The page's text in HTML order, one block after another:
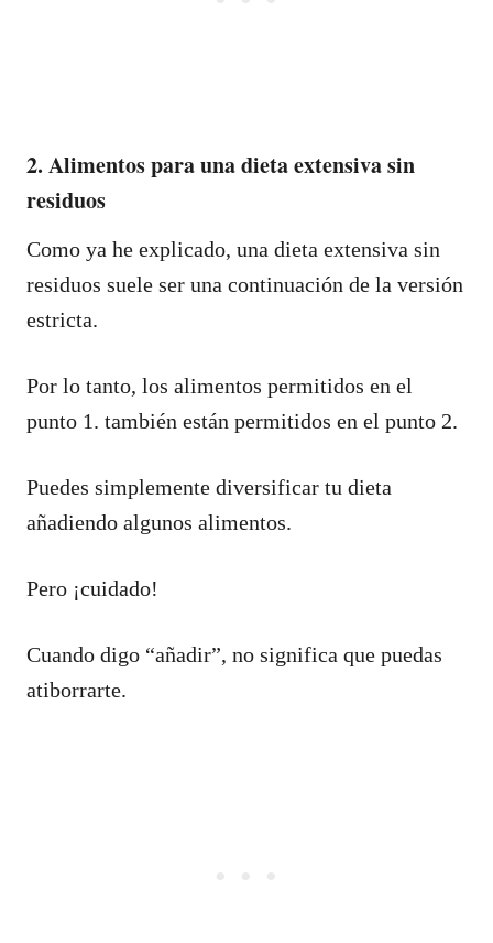
2. Alimentos para una dieta extensiva sin
residuos
Como ya he explicado, una dieta extensiva sin
residuos suele ser una continuación de la versión
estricta.
Por lo tanto, los alimentos permitidos en el
punto 1. también están permitidos en el punto 2.
Puedes simplemente diversificar tu dieta
añadiendo algunos alimentos.
Pero ¡cuidado!
Cuando digo “añadir”, no significa que puedas
atiborrarte.